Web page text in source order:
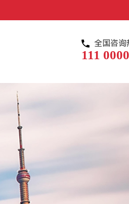
全国咨询
111